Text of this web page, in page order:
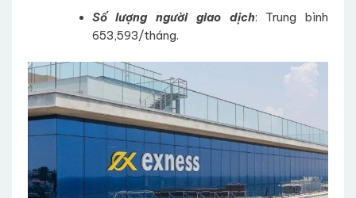
Số lượng người giao dịch: Trung bình
653,593/tháng.